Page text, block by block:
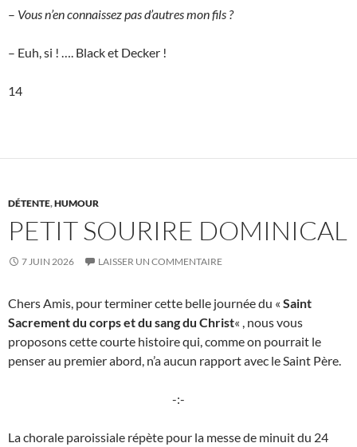
– Vous n’en connaissez pas d’autres mon fils ?
– Euh, si ! …. Black et Decker !
14
DÉTENTE,HUMOUR
PETIT SOURIRE DOMINICAL
7 JUIN 2026 LAISSER UN COMMENTAIRE
Chers Amis, pour terminer cette belle journée du « Saint
Sacrement du corps et du sang du Christ« , nous vous
proposons cette courte histoire qui, comme on pourrait le
penser au premier abord, n’a aucun rapport avec le Saint Père.
-:-
La chorale paroissiale répète pour la messe de minuit du 24